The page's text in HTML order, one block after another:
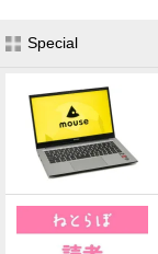
Special